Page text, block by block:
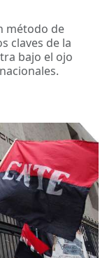
método de
claves de la
bajo el ojo